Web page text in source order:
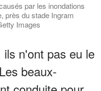
par les inondations
près du stade Ingram
Images
n'ont pas eu le
beaux-